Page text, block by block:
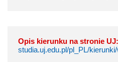
Opis kierunku na stronie UJ:
studia.uj.edu.pl/pl_PL/